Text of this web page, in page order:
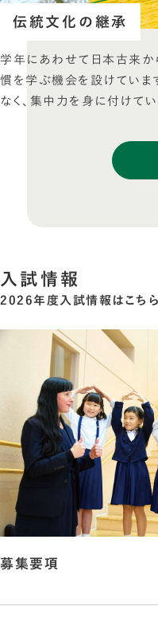
伝統文化の継承
学年にあわせて日本古来か
慣を学ぶ機会を設けていま
なく、集中力を身に付けてい
入試情報
2026年度入試情報はこち
募集要項